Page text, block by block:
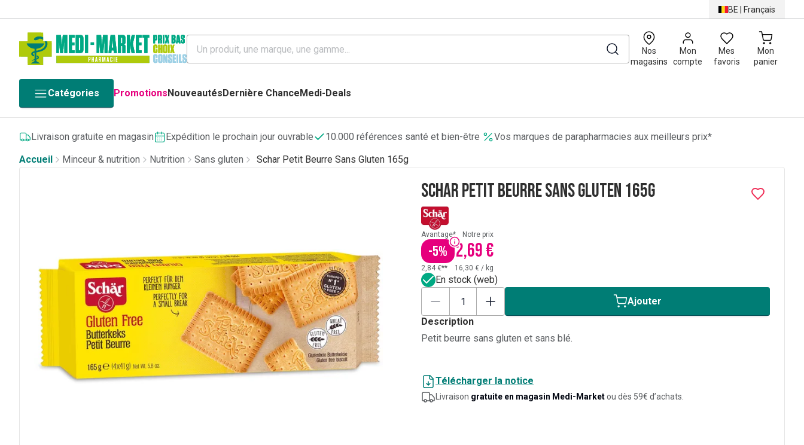
BE | Français
Nos
magasins
Mon
compte
Mes
favoris
Mon
panier
0
Catégories PromotionsNouveautésDernière ChanceMedi-Deals
Livraison gratuite en magasin Expédition le prochain jour ouvrable 10.000 références santé et bien-être
Vos marques de parapharmacies aux meilleurs prix*
Accueil
Minceur & nutrition Nutrition Sans gluten Schar Petit Beurre Sans Gluten 165g
Schar Petit Beurre Sans Gluten 165g
Avantage*
-5%
Notre prix
2,69 €
2,84 €** 16,30 € / kg
En stock (web)
Ajouter
Description
Petit beurre sans gluten et sans blé.
Télécharger la notice
Livraison gratuite en magasin Medi-Marketou dès 59€ d’achats.